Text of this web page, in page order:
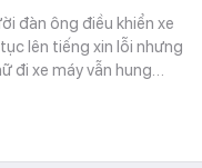
đàn ông điều khiển xe
lên tiếng xin lỗi nhưng
đi xe máy vẫn hung…